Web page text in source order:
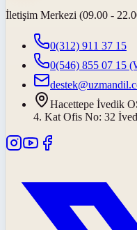
İletişim Merkezi (09.00 -
0(312) 911 37 15
0(546) 855 07 15
Hacettepe İvedik
4. Kat Ofis No: 32